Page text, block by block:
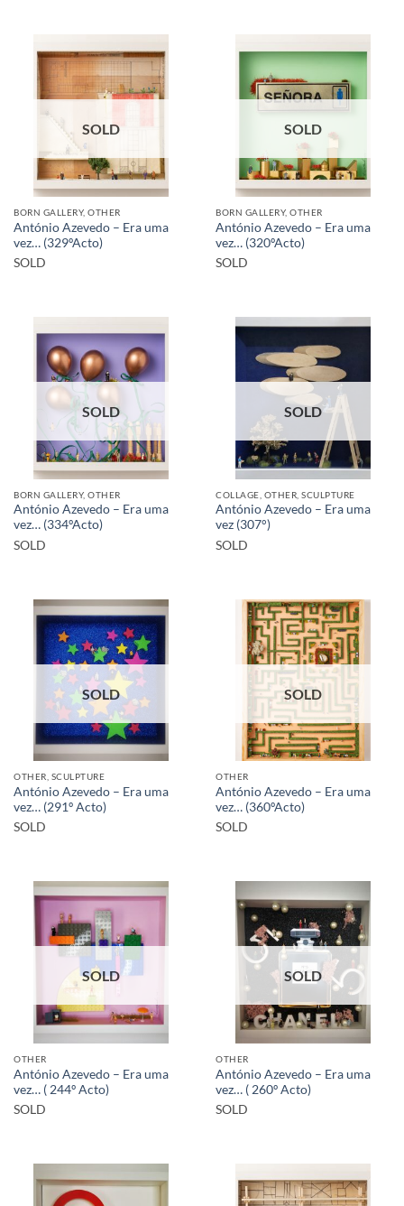
SOLD
BORN GALLERY, OTHER
António Azevedo – Era uma
vez… (329ºActo)
SOLD
SOLD
BORN GALLERY, OTHER
António Azevedo – Era uma
vez… (320ºActo)
SOLD
SOLD
BORN GALLERY, OTHER
António Azevedo – Era uma
vez… (334ºActo)
SOLD
SOLD
COLLAGE, OTHER, SCULPTURE
António Azevedo – Era uma
vez (307°)
SOLD
SOLD
OTHER, SCULPTURE
António Azevedo – Era uma
vez… (291º Acto)
SOLD
SOLD
OTHER
António Azevedo – Era uma
vez… (360ºActo)
SOLD
SOLD
OTHER
António Azevedo – Era uma
vez… ( 244º Acto)
SOLD
SOLD
OTHER
António Azevedo – Era uma
vez… ( 260º Acto)
SOLD